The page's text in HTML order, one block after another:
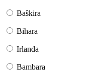
Baŝkira
Bihara
Irlanda
Bambara